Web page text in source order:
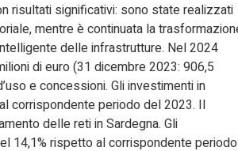
risultati significativi: sono state realizzati
mentre è continuata la
delle infrastrutture. Nel 2024
di euro (31 dicembre 2023: 906,5
e concessioni. Gli investimenti in
corrispondente periodo del 2023. Il
delle reti in Sardegna. Gli
14,1% rispetto al corrispondente periodo